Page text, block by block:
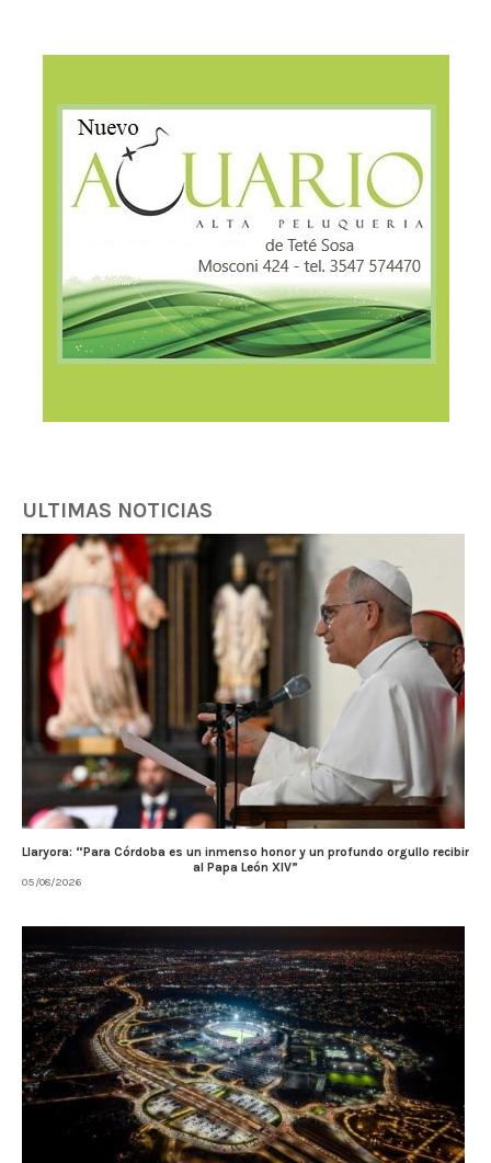
ULTIMAS NOTICIAS
Llaryora: “Para Córdoba es un inmenso honor y un profundo orgullo recibir
al Papa León XIV”
05/08/2026